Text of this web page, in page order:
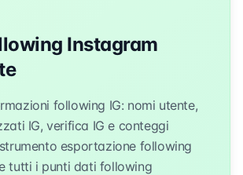
Instagram
following IG: nomi utente,
IG, verifica IG e conteggi
esportazione following
tutti i punti dati following